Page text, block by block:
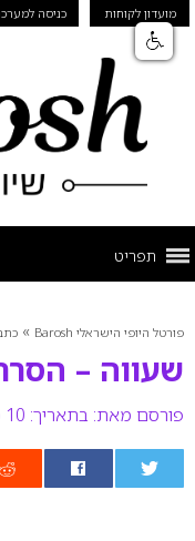
מועדון לקוחות כניסה
תפריט
פורטל היופי הישראלי Barosh »
שעווה –
פורסם מאת: בתאריך: 10 פברואר 2008